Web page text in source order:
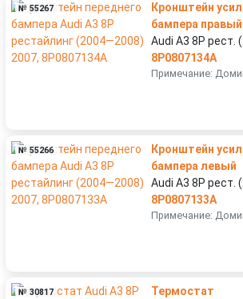
№ 55267
Кронштейн
бампера правый
Audi A3 8P рест.
8P0807134A
Примечание:
№ 55266
Кронштейн
бампера левый
Audi A3 8P рест.
8P0807133A
Примечание:
№ 30817
Термостат